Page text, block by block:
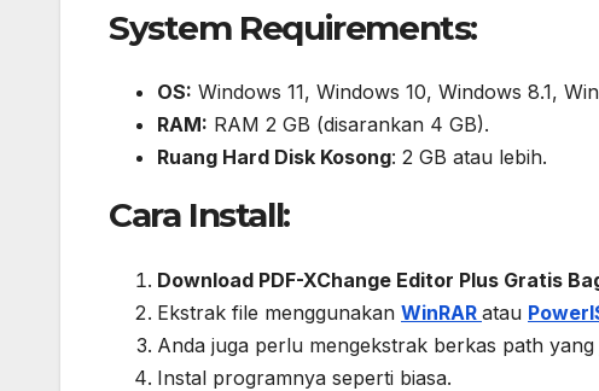
System Requirements:
OS: Windows 11, Windows 10, Windows 8.1,
RAM: RAM 2 GB (disarankan 4 GB).
Ruang Hard Disk Kosong: 2 GB atau lebih.
Cara Install:
Download PDF-XChange Editor Plus Gratis
Ekstrak file menggunakan WinRAR atau
Anda juga perlu mengekstrak berkas path yang
Instal programnya seperti biasa.